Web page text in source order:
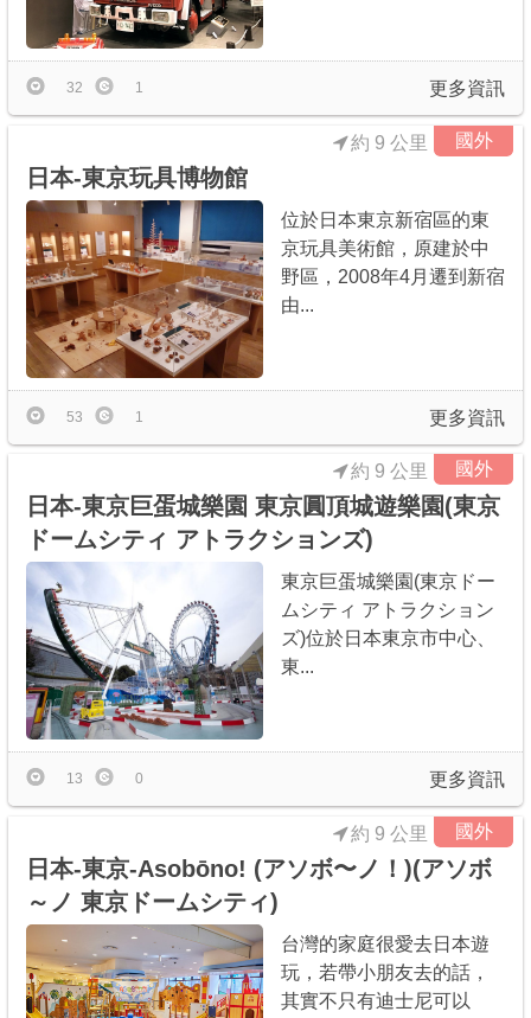
更多資訊
32 1
國外
約 9 公里
日本-東京玩具博物館
位於日本東京新宿區的東
京玩具美術館，原建於中
野區，2008年4月遷到新宿
由...
更多資訊
53 1
國外
約 9 公里
日本-東京巨蛋城樂園 東京圓頂城遊樂園(東京
ドームシティ アトラクションズ)
東京巨蛋城樂園(東京ドー
ムシティ アトラクション
ズ)位於日本東京市中心、
東...
更多資訊
13 0
國外
約 9 公里
日本-東京-Asobōno! (アソボ〜ノ！)(アソボ
～ノ 東京ドームシティ)
台灣的家庭很愛去日本遊
玩，若帶小朋友去的話，
其實不只有迪士尼可以